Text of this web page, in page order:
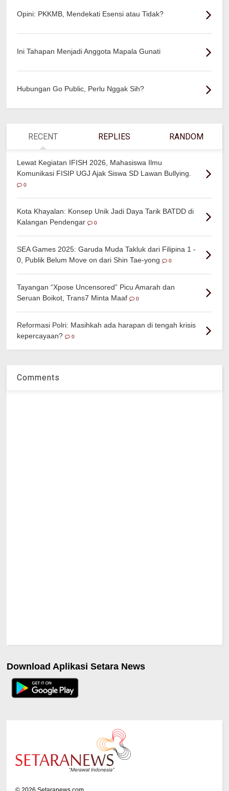
Opini: PKKMB, Mendekati Esensi atau Tidak?
Ini Tahapan Menjadi Anggota Mapala Gunati
Hubungan Go Public, Perlu Nggak Sih?
RECENT REPLIES RANDOM
Lewat Kegiatan IFISH 2026, Mahasiswa Ilmu
Komunikasi FISIP UGJ Ajak Siswa SD Lawan Bullying.
0
Kota Khayalan: Konsep Unik Jadi Daya Tarik BATDD di
Kalangan Pendengar
0
SEA Games 2025: Garuda Muda Takluk dari Filipina 1 -
0, Publik Belum Move on dari Shin Tae-yong
0
Tayangan “Xpose Uncensored” Picu Amarah dan
Seruan Boikot, Trans7 Minta Maaf
0
Reformasi Polri: Masihkah ada harapan di tengah krisis
kepercayaan?
0
Comments
Download Aplikasi Setara News